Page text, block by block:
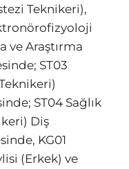
Teknikeri),
ve Araştırma
ST03
ST04 Sağlık
Diş
KG01
(Erkek) ve